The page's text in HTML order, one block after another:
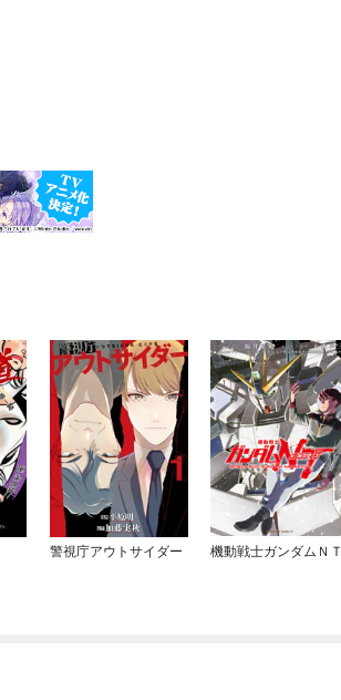
警視庁アウトサイダー 機動戦士ガンダムＮＴ